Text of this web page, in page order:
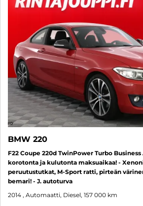
BMW 220
F22 Coupe 220d TwinPower Turbo
korotonta ja kulutonta maksuaikaa! -
peruutustutkat, M-Sport ratti, pirteän
bemari! - J. autoturva
2014 , Automaatti, Diesel, 157 000 km